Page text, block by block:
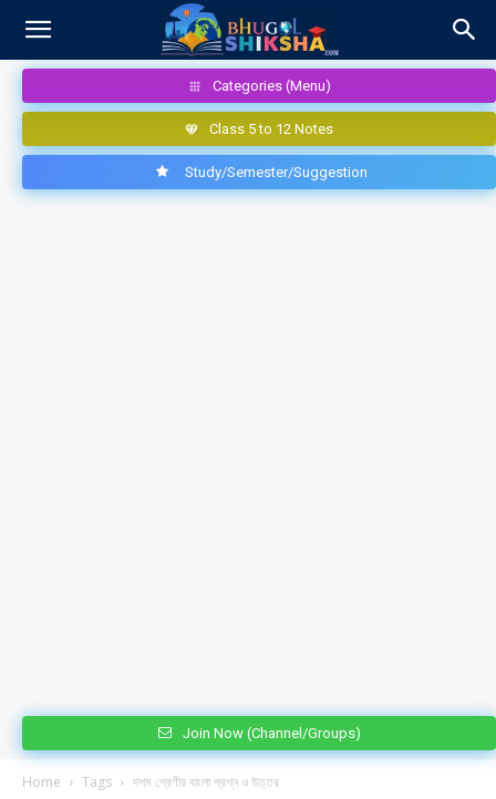
Categories (Menu)
Class 5 to 12 Notes
Study/Semester/Suggestion
Join Now (Channel/Groups)
Home Tags দশম শ্রেণীর বাংলা প্রশ্ন ও উত্তর